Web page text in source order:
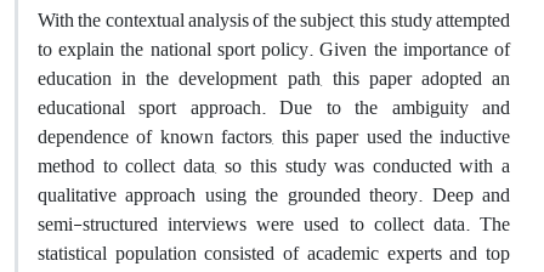
With the contextual analysis of the subject, this study attempted
to explain the national sport policy. Given the importance of
education in the development path, this paper adopted an
educational sport approach. Due to the ambiguity and
dependence of known factors, this paper used the inductive
method to collect data, so this study was conducted with a
qualitative approach using the grounded theory. Deep and
semi-structured interviews were used to collect data. The
statistical population consisted of academic experts and top